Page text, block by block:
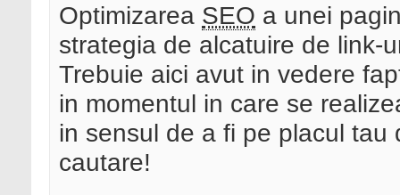
Optimizarea SEO a unei
strategia de alcatuire de link-
Trebuie aici avut in vedere
in momentul in care se
in sensul de a fi pe placul
cautare!